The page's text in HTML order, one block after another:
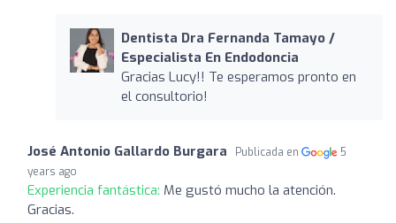
Dentista Dra Fernanda Tamayo /
Especialista En Endodoncia
Gracias Lucy!! Te esperamos pronto en
el consultorio!
José Antonio Gallardo Burgara Publicada en
5
years ago
Experiencia fantástica: Me gustó mucho la atención.
Gracias.